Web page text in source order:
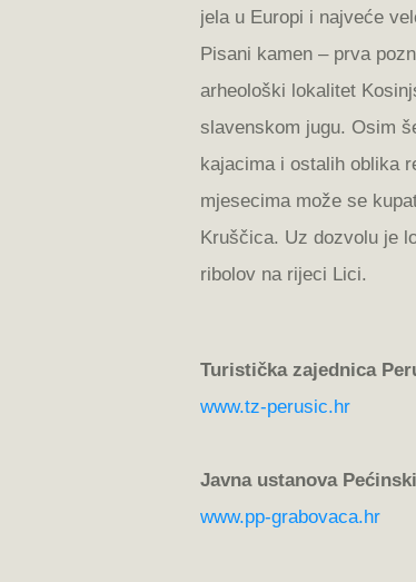
jela u Europi i najveće
Pisani kamen – prva
arheološki lokalitet
slavenskom jugu. Osim
kajacima i ostalih oblika
mjesecima može se
Kruščica. Uz dozvolu je
ribolov na rijeci Lici.
Turistička zajednica
www.tz-perusic.hr
Javna ustanova
www.pp-grabovaca.hr